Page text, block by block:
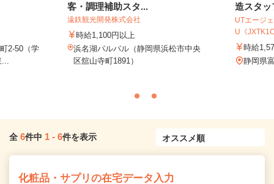
2-50（学
客・調理補助スタ...
遠鉄観光開発株式会社
時給1,100円以上
浜名湖パルパル（静岡県浜松市中央
区舘山寺町1891）
造スタッ
UTエージ
U《
時給
静岡県
全 6件中 1 - 6件を表示
化粧品・サプリの在宅データ入力